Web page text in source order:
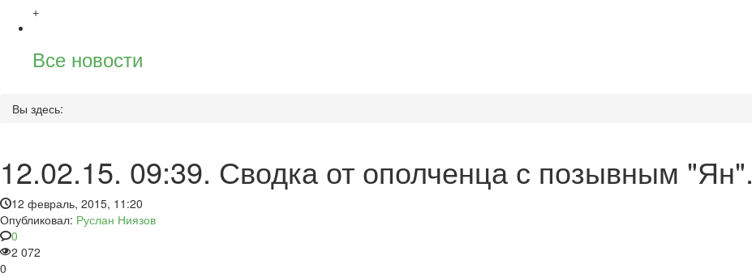
+
Все новости
Вы здесь:
12.02.15. 09:39. Сводка от ополченца с позывным "Ян".
12 февраль, 2015, 11:20
Опубликовал: Руслан Ниязов
0
2 072
0